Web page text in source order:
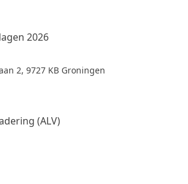
2026
2, 9727 KB Groningen
(ALV)